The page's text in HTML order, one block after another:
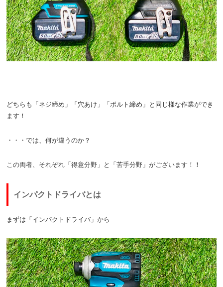
どちらも「ネジ締め」「穴あけ」「ボルト締め」と同じ様な作業ができ
ます！
・・・では、何が違うのか？
この両者、それぞれ「得意分野」と「苦手分野」がございます！！
インパクトドライバとは
まずは「インパクトドライバ」から